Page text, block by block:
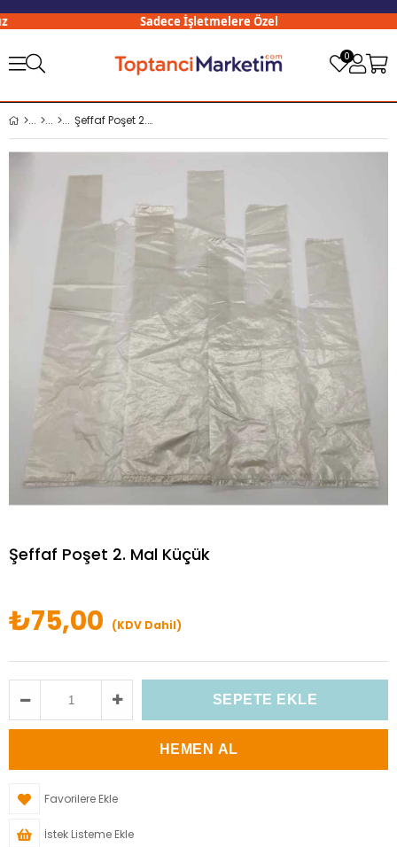
Sadece İşletmelere Özel
0
Şeffaf Poşet 2. Mal Küçük
Şeffaf Poşet 2. Mal Küçük
₺75,00 (KDV Dahil)
Favorilere Ekle
İstek Listeme Ekle